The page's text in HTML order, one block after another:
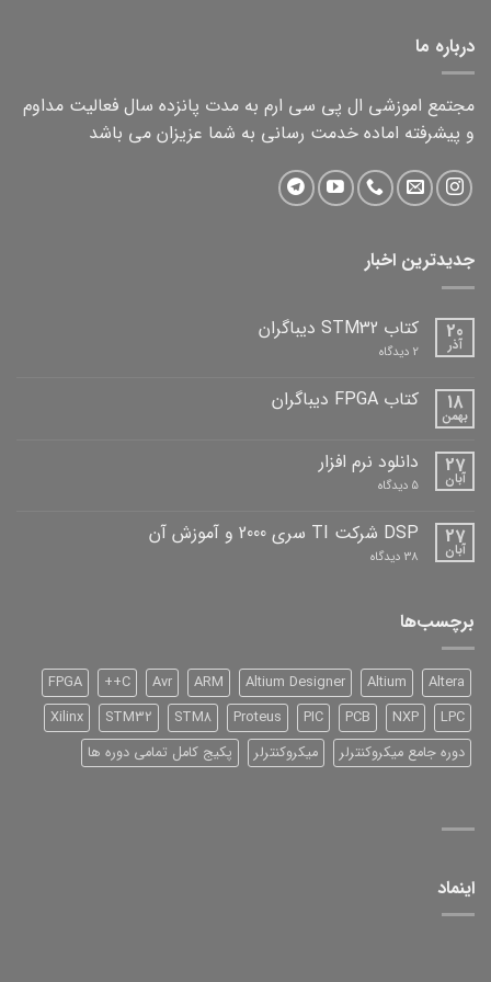
درباره ما
مجتمع اموزشی ال پی سی ارم به مدت پانزده سال فعالیت مداوم
و پیشرفته اماده خدمت رسانی به شما عزیزان می باشد
جدیدترین اخبار
20
آذر
کتاب STM32 دیباگران
2 دیدگاه برای
دیباگران 18
بهمن
کتاب FPGA دیباگران
کتاب
FPGA
دیباگران
ثبت
نشده 27
آبان
دانلود نرم افزار
5 دیدگاه برای
افزار 27
آبان
DSP شرکت TI سری 2000 و آموزش آن
38 دیدگاه برای
آن
برچسب‌ها
Altera
Altium
Altium Designer
ARM
Avr
C++
FPGA
LPC
NXP
PCB
PIC
Proteus
STM8
STM32
Xilinx
دوره جامع میکروکنترلر
میکروکنترلر پکیج کامل تمامی دوره ها
اینماد